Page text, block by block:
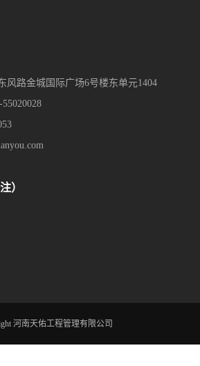
风路金城国际广场6号楼东单元1404
）
河南天佑工程管理有限公司